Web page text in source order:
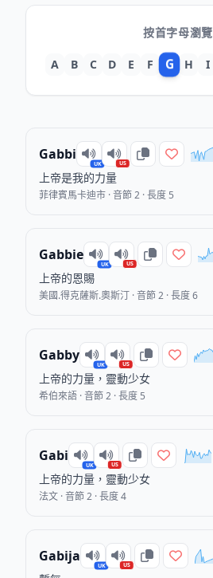
按首字母瀏覽
A B C D E F G H I
Gabbi
UK US
上帝是我的力量
菲律賓馬卡迪市 · 音節 2 · 長度 5
Gabbie
UK US
上帝的恩賜
美國.得克薩斯.奧斯汀 · 音節 2 · 長度 6
Gabby
UK US
上帝的力量，靈動少女
希伯來語 · 音節 2 · 長度 5
Gabi
UK US
上帝的力量，靈動少女
法文 · 音節 2 · 長度 4
Gabija
UK US